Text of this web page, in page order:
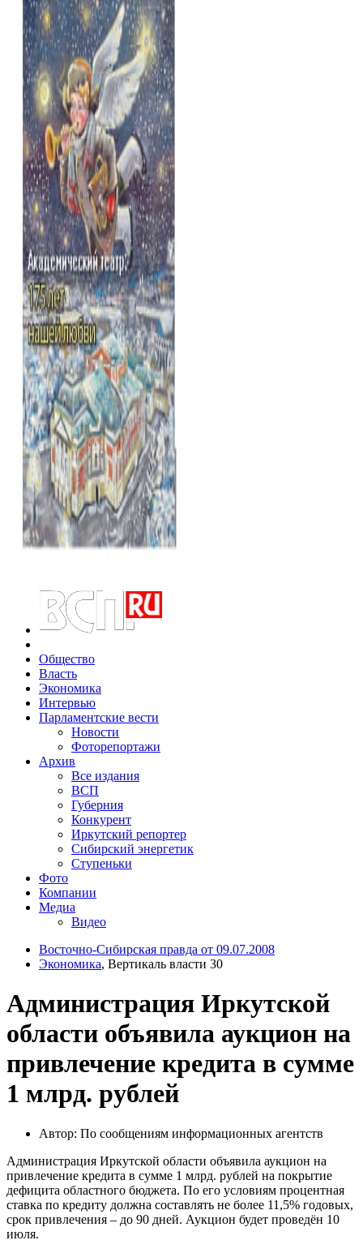
Общество
Власть
Экономика
Интервью
Парламентские вести
Новости
Фоторепортажи
Архив
Все издания
ВСП
Губерния
Конкурент
Иркутский репортер
Сибирский энергетик
Ступеньки
Фото
Компании
Медиа
Видео
Восточно-Сибирская правда от 09.07.2008
Экономика, Вертикаль власти 30
Администрация Иркутской
области объявила аукцион на
привлечение кредита в сумме
1 млрд. рублей
Автор: По сообщениям информационных агентств
Администрация Иркутской области объявила аукцион на
привлечение кредита в сумме 1 млрд. рублей на покрытие
дефицита областного бюджета. По его условиям процентная
ставка по кредиту должна составлять не более 11,5% годовых,
срок привлечения – до 90 дней. Аукцион будет проведён 10
июля.